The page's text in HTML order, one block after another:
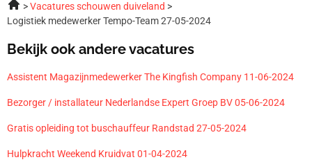
Vacatures schouwen duiveland
Logistiek medewerker Tempo-Team 27-05-2024
Bekijk ook andere vacatures
Assistent Magazijnmedewerker The Kingfish Company 11-06-2024
Bezorger / installateur Nederlandse Expert Groep BV 05-06-2024
Gratis opleiding tot buschauffeur Randstad 27-05-2024
Hulpkracht Weekend Kruidvat 01-04-2024